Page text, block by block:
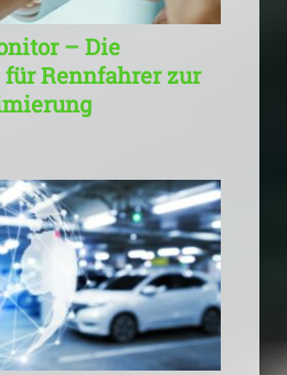
– Die
Rennfahrer zur